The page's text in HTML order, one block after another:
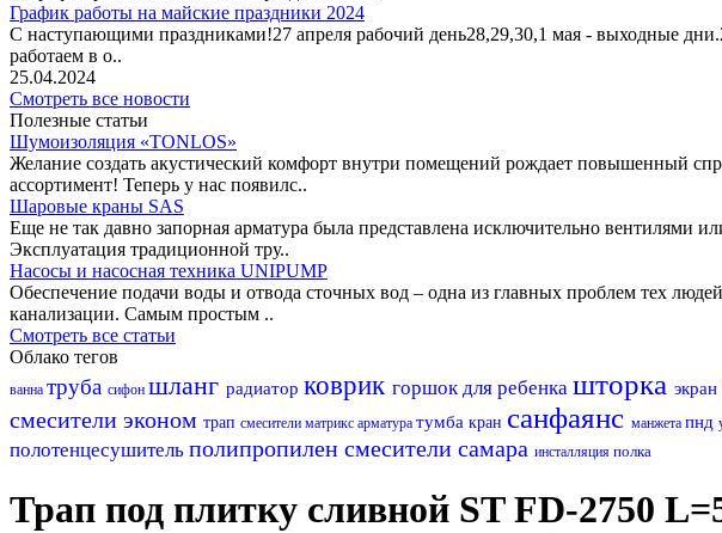
График работы на майские праздники 2024
С наступающими праздниками!27 апреля рабочий день28,29,30,1 мая - выходные
работаем в о..
25.04.2024
Смотреть все новости
Полезные статьи
Шумоизоляция «TONLOS»
Желание создать акустический комфорт внутри помещений рождает повышенный
ассортимент! Теперь у нас появилс..
Шаровые краны SAS
Еще не так давно запорная арматура была представлена исключительно вентилями
Эксплуатация традиционной тру..
Насосы и насосная техника UNIPUMP
Обеспечение подачи воды и отвода сточных вод – одна из главных проблем тех
канализации. Самым простым ..
Смотреть все статьи
Облако тегов
ванна труба сифон шланг радиатор коврик горшок для ребенка шторка экран
смесители эконом трап смесители матрикс арматура тумба кран санфаянс манжета пнд
полотенцесушитель полипропилен смесители самара инсталляция полка
Трап под плитку сливной ST FD-2750